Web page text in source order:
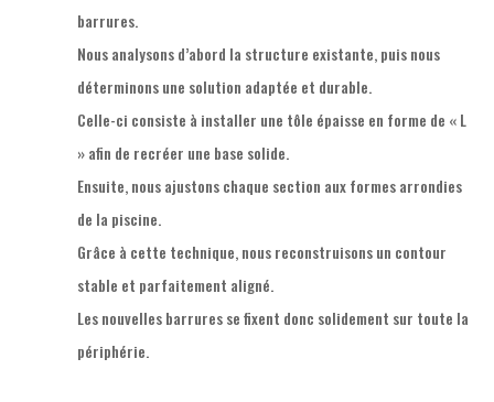
barrures.
Nous analysons d’abord la structure existante, puis nous
déterminons une solution adaptée et durable.
Celle-ci consiste à installer une tôle épaisse en forme de « L
» afin de recréer une base solide.
Ensuite, nous ajustons chaque section aux formes arrondies
de la piscine.
Grâce à cette technique, nous reconstruisons un contour
stable et parfaitement aligné.
Les nouvelles barrures se fixent donc solidement sur toute la
périphérie.